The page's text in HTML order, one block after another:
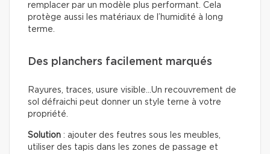
remplacer par un modèle plus performant. Cela
protège aussi les matériaux de l’humidité à long
terme.
Des planchers facilement marqués
Rayures, traces, usure visible…Un recouvrement de
sol défraichi peut donner un style terne à votre
propriété.
Solution : ajouter des feutres sous les meubles,
utiliser des tapis dans les zones de passage et